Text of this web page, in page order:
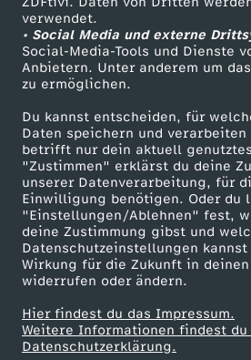
verwendet.
• Social Media und externe
Social-Media-Tools und Dienste
Anbietern. Unter anderem um
zu ermöglichen.
Du kannst entscheiden, für
Daten speichern und verarbeiten
betrifft nur dein aktuell
"Zustimmen" erklärst du deine
unserer Datenverarbeitung, für
Einwilligung benötigen. Oder du
"Einstellungen/Ablehnen" fest,
deine Zustimmung gibst und
Datenschutzeinstellungen
Wirkung für die Zukunft in
widerrufen oder ändern.
Hier findest du das Impressum.
Weitere Informationen findest
Datenschutzerklärung.
r
R
a
r
e
s
v
ZDF Unternehmen
Karriere
ZDF goes Schule
Werbefernsehen
Mainzelmännchen
Partner